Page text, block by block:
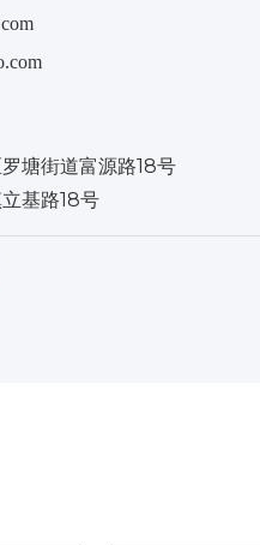
塘街道富源路18号
基路18号